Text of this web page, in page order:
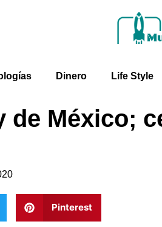
Dinero Life Style
de México;
Pinterest